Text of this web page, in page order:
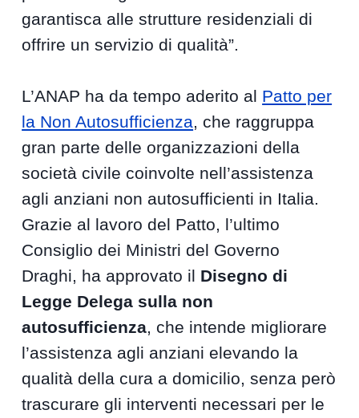
garantisca alle strutture residenziali di
offrire un servizio di qualità”.
L’ANAP ha da tempo aderito al Patto per
la Non Autosufficienza, che raggruppa
gran parte delle organizzazioni della
società civile coinvolte nell’assistenza
agli anziani non autosufficienti in Italia.
Grazie al lavoro del Patto, l’ultimo
Consiglio dei Ministri del Governo
Draghi, ha approvato il Disegno di
Legge Delega sulla non
autosufficienza, che intende migliorare
l’assistenza agli anziani elevando la
qualità della cura a domicilio, senza però
trascurare gli interventi necessari per le